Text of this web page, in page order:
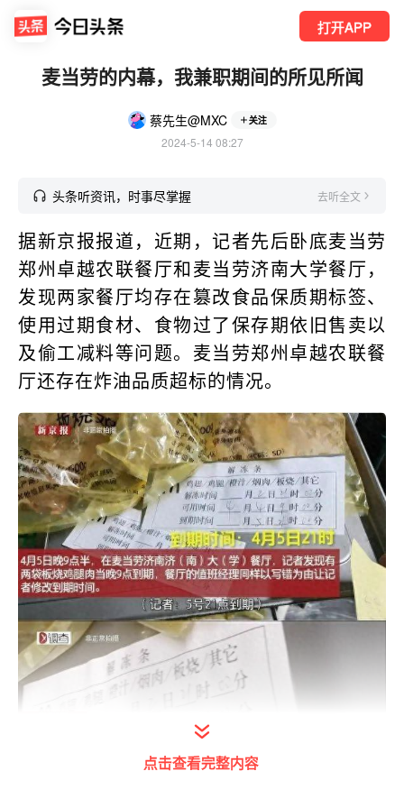
打开APP
麦当劳的内幕，我兼职期间的所见所闻
蔡先生@MXC 关注
2024-5-14 08:27
头条听资讯，时事尽掌握 去听全文
据新京报报道，近期，记者先后卧底麦当劳
郑州卓越农联餐厅和麦当劳济南大学餐厅，
发现两家餐厅均存在篡改食品保质期标签、
使用过期食材、食物过了保存期依旧售卖以
及偷工减料等问题。麦当劳郑州卓越农联餐
厅还存在炸油品质超标的情况。
点击查看完整内容